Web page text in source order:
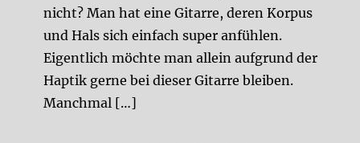
nicht? Man hat eine Gitarre, deren Korpus
und Hals sich einfach super anfühlen.
Eigentlich möchte man allein aufgrund der
Haptik gerne bei dieser Gitarre bleiben.
Manchmal […]